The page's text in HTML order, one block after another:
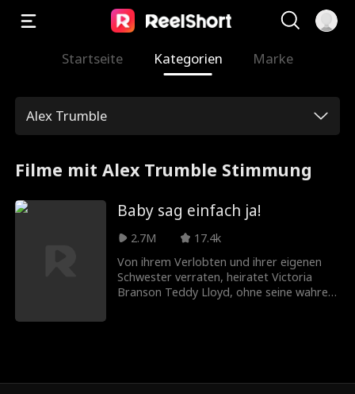
Startseite Kategorien Marke
Alex Trumble
Filme mit Alex Trumble Stimmung
Baby sag einfach ja!
2.7M
17.4k
Von ihrem Verlobten und ihrer eigenen
Schwester verraten, heiratet Victoria
Branson Teddy Lloyd, ohne seine wahre